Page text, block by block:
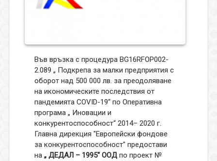
Във връзка с процедура BG16RFOP002-
2.089 „ Подкрепа за малки предприятия с
оборот над 500 000 лв. за преодоляване
на икономическите последствия от
пандемията COVID-19“ по Оперативна
програма „ Иновации и
конкурентоспособност“ 2014– 2020 г.
Главна дирекция "Европейски фондове
за конкурентоспособност" предостави
на „ ДЕДАЛ – 1995“ ООДпо проект №